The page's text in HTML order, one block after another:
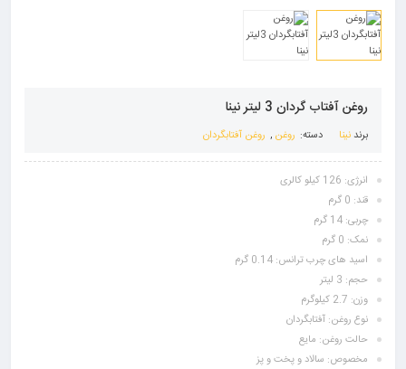
روغن آفتاب گردان 3 لیتر نینا
برند نینا دسته: روغن , روغن آفتابگردان
انرژی: 126 کیلو کالری
قند: 0 گرم
چربی: 14 گرم
نمک: 0 گرم
اسید های چرب ترانس: 0.14 گرم
حجم: 3 لیتر
وزن: 2.7 کیلوگرم
نوع روغن: آفتابگردان
حالت روغن: مایع
مخصوص: سالاد و پخت و پز